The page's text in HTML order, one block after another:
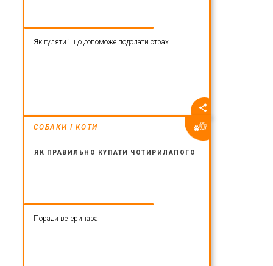
Як гуляти і що допоможе подолати страх
СОБАКИ І КОТИ
ЯК ПРАВИЛЬНО КУПАТИ ЧОТИРИЛАПОГО
Поради ветеринара